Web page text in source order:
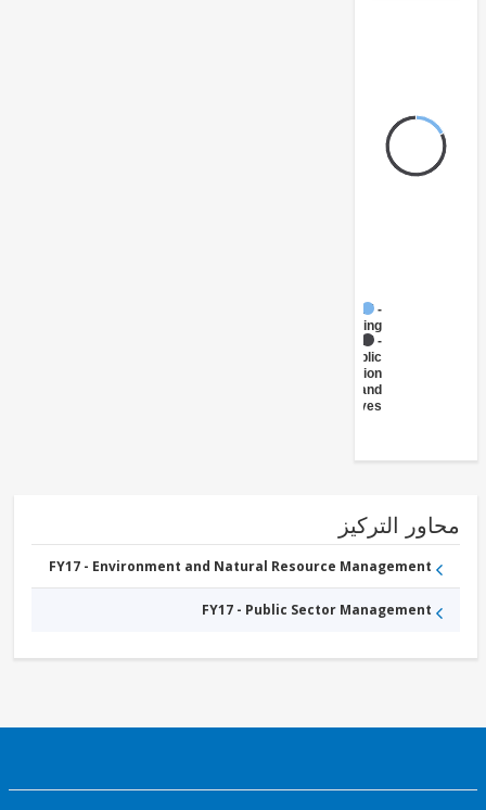
Administration
- Energy and
Extractives
التركيز
FY17 - Environment and Natural Resource Management
FY17 - Public Sector Management